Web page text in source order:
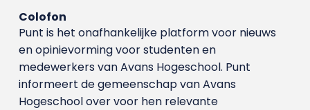
Colofon
Punt is het onafhankelijke platform voor nieuws
en opinievorming voor studenten en
medewerkers van Avans Hoge­school. Punt
informeert de gemeenschap van Avans
Hogeschool over voor hen relevante